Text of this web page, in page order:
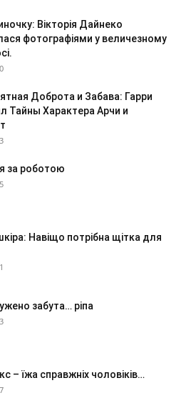
Вікторія Дайнеко
фотографіями у величезному
Доброта и Забава: Гарри
Тайны Характера Арчи и
за роботою
Навіщо потрібна щітка для
забута… ріпа
– їжа справжніх чоловіків…